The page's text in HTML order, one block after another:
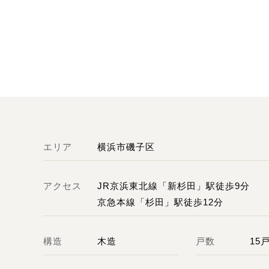
エリア 横浜市磯子区
アクセス
JR京浜東北線「新杉田」駅徒歩9分
京急本線「杉田」駅徒歩12分
構造 木造 戸数 15